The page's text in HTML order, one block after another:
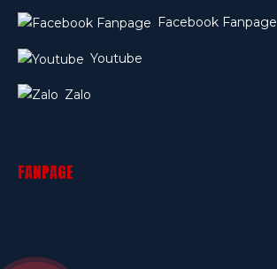
Facebook Fanpage
Youtube
Zalo
FANPAGE